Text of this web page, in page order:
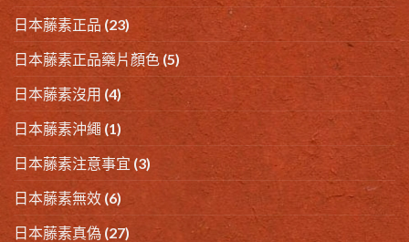
日本藤素正品 (23)
日本藤素正品藥片顏色 (5)
日本藤素沒用 (4)
日本藤素沖繩 (1)
日本藤素注意事宜 (3)
日本藤素無效 (6)
日本藤素真偽 (27)